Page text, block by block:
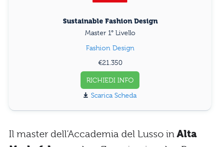
Sustainable Fashion Design
Master 1° Livello
Fashion Design
€21.350
RICHIEDI INFO
Scarica Scheda
Il master dell’Accademia del Lusso in Alta